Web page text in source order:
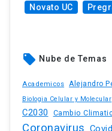
Novato UC
local_offer Nube de Temas
Academicos Alejandro
Biologia Celular y Molecular
C2030 Cambio
Coronavirus